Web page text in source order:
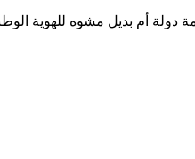
دولة أم بديل مشوه للهوية